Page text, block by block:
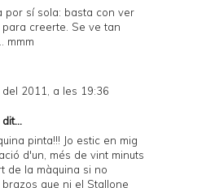
por sí sola: basta con ver
creerte. Se ve tan
mmm
2011, a les 19:36
dit...
pinta!!! Jo estic en mig
d'un, més de vint minuts
de la màquina si no
que ni el Stallone